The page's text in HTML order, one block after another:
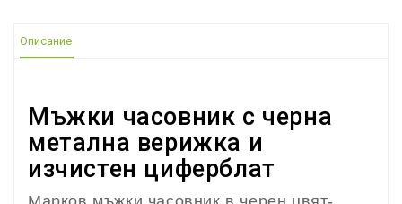
Описание
Мъжки часовник с черна
метална верижка и
изчистен циферблат